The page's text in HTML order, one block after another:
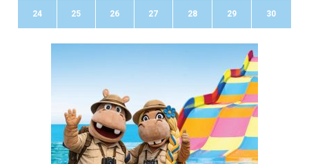
24 25 26 27 28 29 30